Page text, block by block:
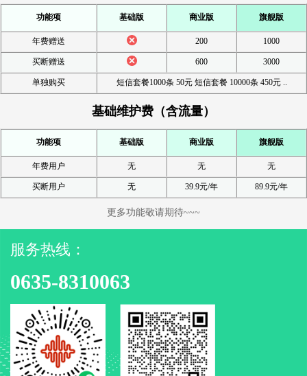
功能项 基础版 商业版 旗舰版
年费赠送 200 1000
买断赠送 600 3000
单独购买 短信套餐1000条 50元 短信套餐 10000条 450元 ..
基础维护费（含流量）
功能项 基础版 商业版 旗舰版
年费用户 无 无 无
买断用户 无 39.9元/年 89.9元/年
更多功能敬请期待~~~
服务热线：
0635-8310063